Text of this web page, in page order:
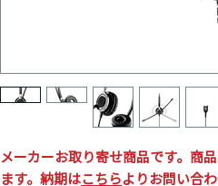
メーカーお取り寄せ商品です。商
ます。納期はこちらよりお問い合